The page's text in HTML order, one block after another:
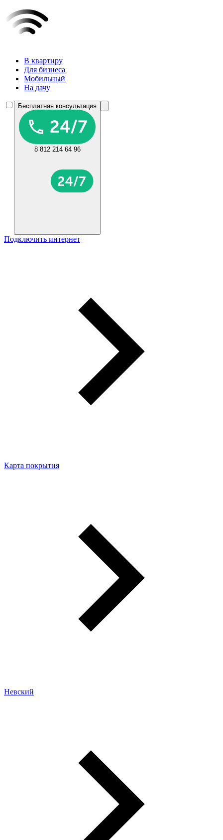
В квартиру
Для бизнеса
Мобильный
На дачу
Бесплатная консультация
8 812 214 64 96
Подключить интернет
Карта покрытия
Невский